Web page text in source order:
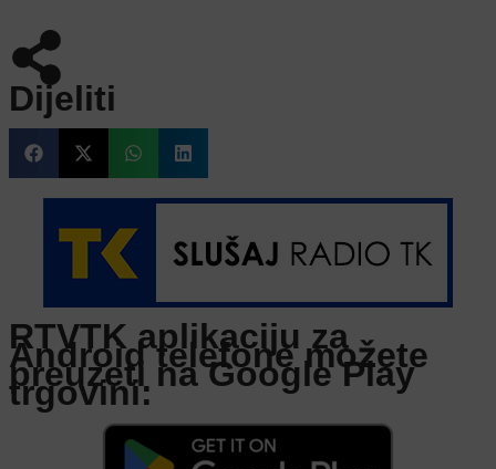
Dijeliti
RTVTK aplikaciju za
Android telefone možete
preuzeti na Google Play
trgovini: